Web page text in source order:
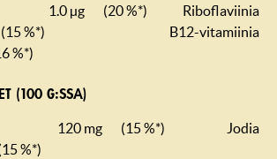
1.0 µg (20 %*)
Riboflaviinia
(15 %*)
B12-vitamiinia
%*)
(100 G:SSA)
120 mg (15 %*)
Jodia
%*)